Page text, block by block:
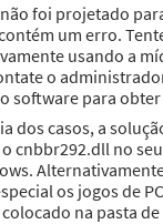
foi projetado
um erro.
usando a
o
software para
dos casos, a
cnbbr292.dll no
os jogos de
na pasta